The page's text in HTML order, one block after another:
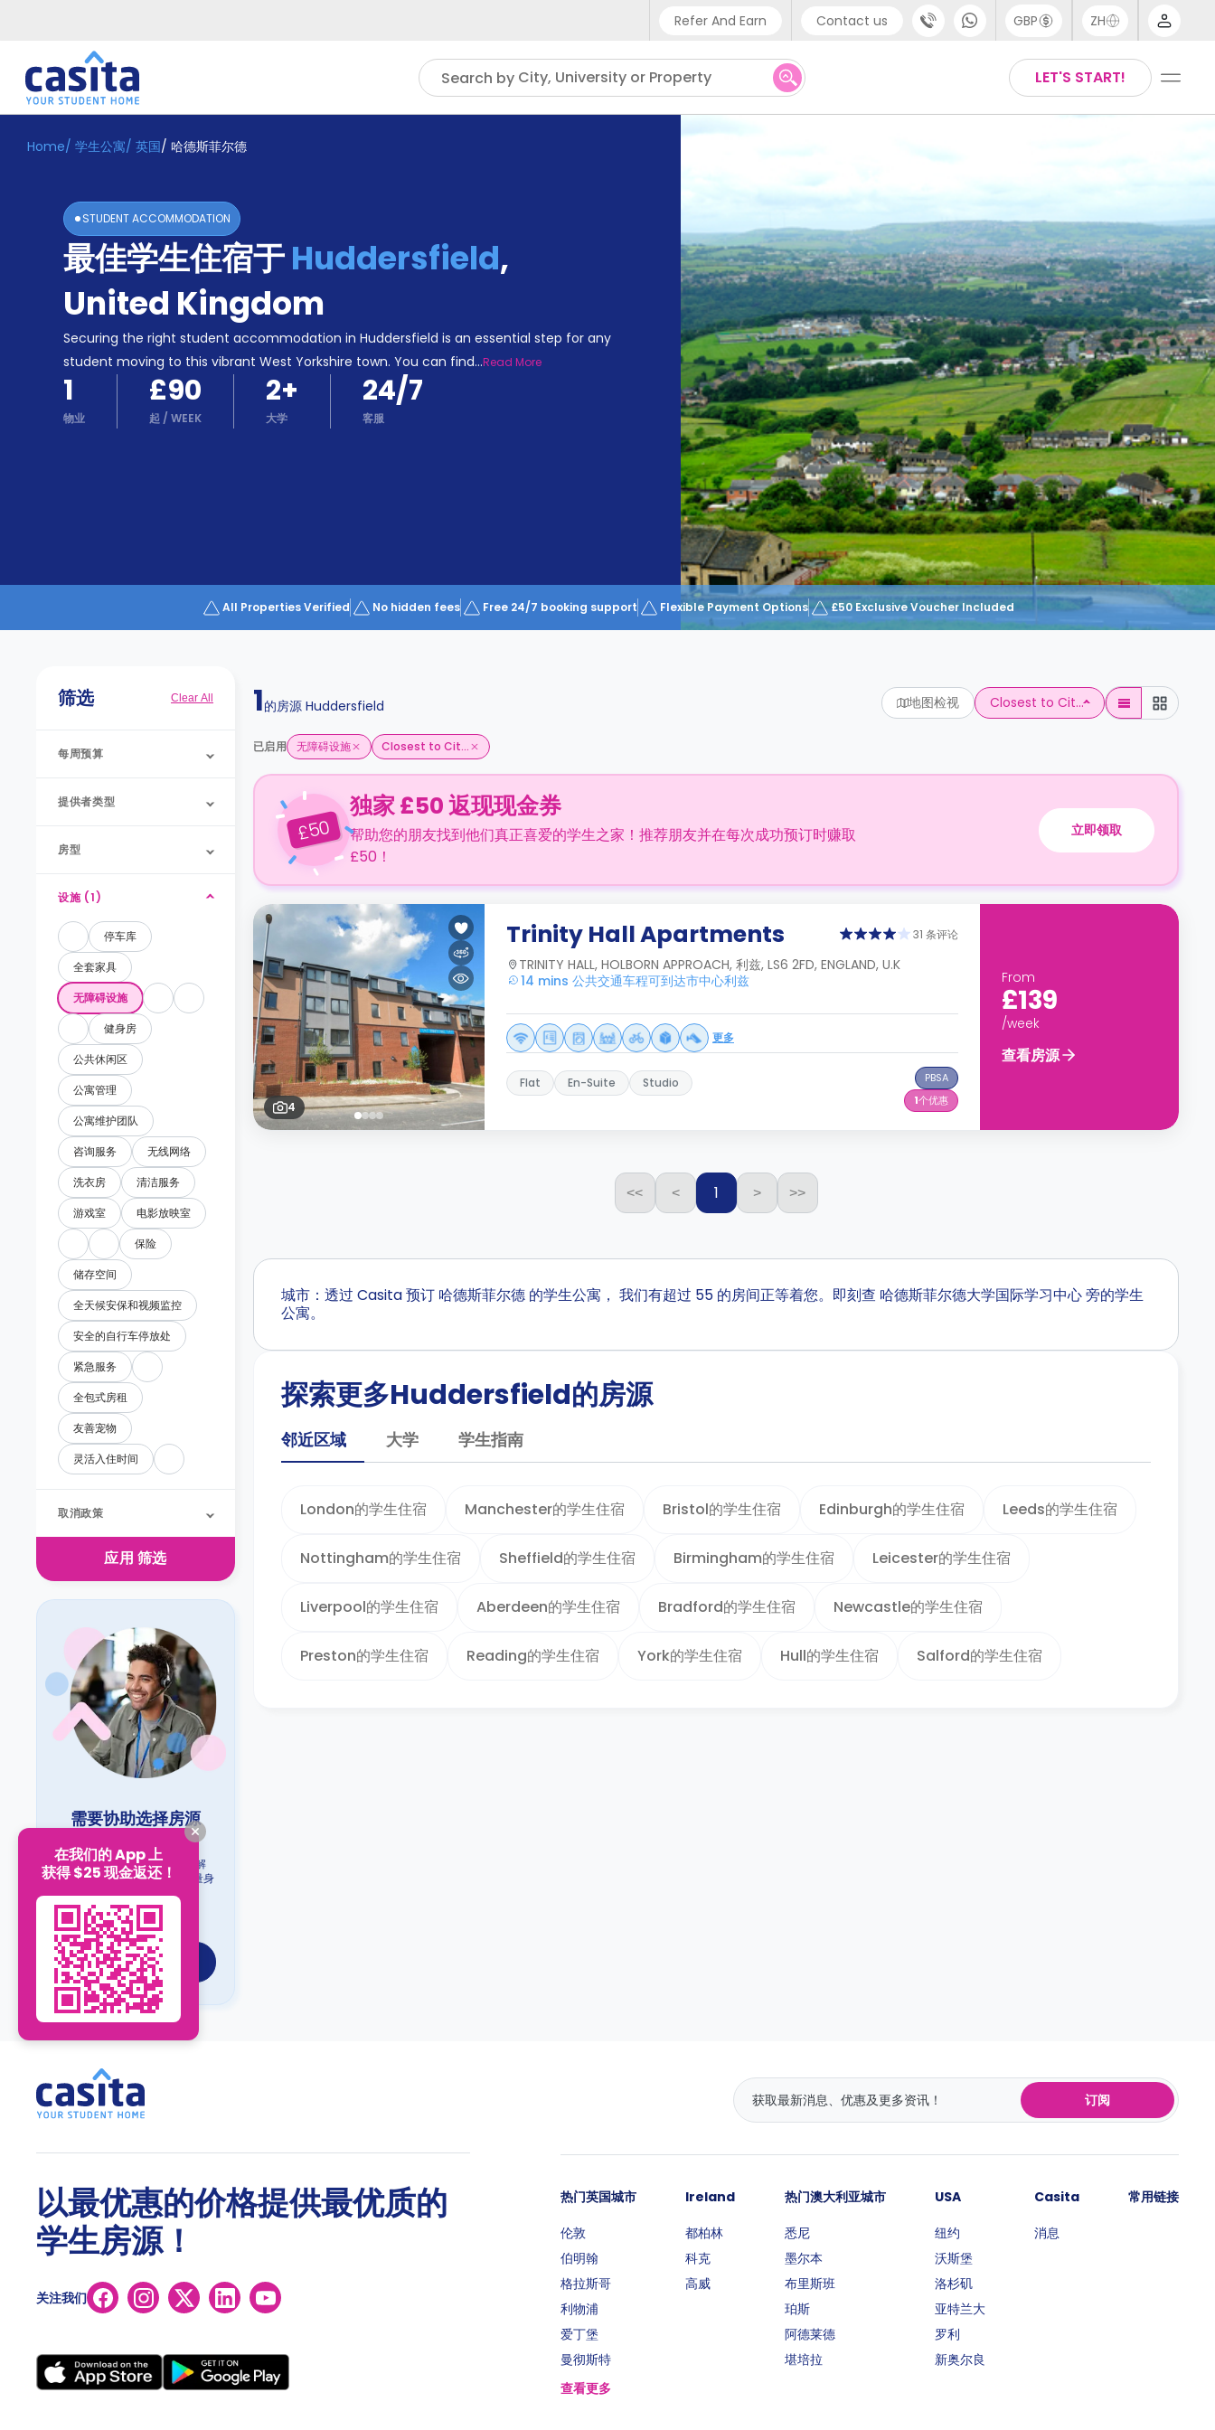
Refer And Earn Contact us
Phone support
UK - +44 (0) 20 3871 8666
GBP ZH
LET'S START!
Search by City, University or Property
Home ZH GBP
入
Booking
Accommodation
Become
Partner
Home/ 学生公寓/ 英国/ 哈德斯菲尔德
STUDENT ACCOMMODATION
最佳学生住宿于Huddersfield,
United Kingdom
Securing the right student accommodation in Huddersfield is an essential step for any
student moving to this vibrant West Yorkshire town. You can find...Read More
1
物业
£90
起 /WEEK
2+
大学
24/7
客服
All Properties Verified No hidden fees Free 24/7 booking support Flexible Payment Options £50 Exclusive Voucher Included
筛选 Clear All
每周预算
提供者类型
房型
设施 (1)
停车库
全套家具
无障碍设施
健身房
公共休闲区
公寓管理
公寓维护团队
咨询服务 无线网络
洗衣房 清洁服务
游戏室 电影放映室
保险
储存空间
全天候安保和视频监控
安全的自行车停放处
紧急服务
全包式房租
友善宠物
灵活入住时间
取消政策
应用 筛选
需要协助选择房源
我们的学生住宿专家非常了解
huddersfield。获取免费且量身
定制的建议 — 无任何压力。
专家在线为您解答！
与专家在线聊聊
1的房源 Huddersfield
已启用 无障碍设施 Closest to Cit...
地图检视 Closest to Cit...
£50
独家 £50 返现现金券
帮助您的朋友找到他们真正喜爱的学生之家！推荐朋友并在每次成功预订时赚取
£50！
立即领取
4
Trinity Hall Apartments 31 条评论
TRINITY HALL, HOLBORN APPROACH, 利兹, LS6 2FD, ENGLAND, U.K
14 mins 公共交通车程可到达市中心利兹
更多
Flat En-Suite Studio
PBSA
1个优惠
From
£139
/week
查看房源
<< < 1 > >>
城市：透过 Casita 预订 哈德斯菲尔德 的学生公寓， 我们有超过 55 的房间正等着您。即刻查 哈德斯菲尔德大学国际学习中心 旁的学生
公寓。
探索更多Huddersfield的房源
邻近区域 大学 学生指南
London的学生住宿 Manchester的学生住宿 Bristol的学生住宿 Edinburgh的学生住宿 Leeds的学生住宿
Nottingham的学生住宿 Sheffield的学生住宿 Birmingham的学生住宿 Leicester的学生住宿
Liverpool的学生住宿 Aberdeen的学生住宿 Bradford的学生住宿 Newcastle的学生住宿
Preston的学生住宿 Reading的学生住宿 York的学生住宿 Hull的学生住宿 Salford的学生住宿
订阅
以最优惠的价格提供最优质的
学生房源！
关注我们
热门英国城市
伦敦
伯明翰
格拉斯哥
利物浦
爱丁堡
曼彻斯特
查看更多
Ireland
都柏林
科克
高威
热门澳大利亚城市
悉尼
墨尔本
布里斯班
珀斯
阿德莱德
堪培拉
USA
纽约
沃斯堡
洛杉矶
亚特兰大
罗利
新奥尔良
Casita
消息
常用链接
在我们的 App 上
获得 $25 现金返还！